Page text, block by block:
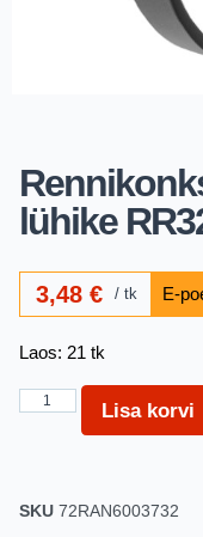
lühike
3,48€ tk
Laos: 21 tk
Lisa korvi
SKU 72RAN6003732